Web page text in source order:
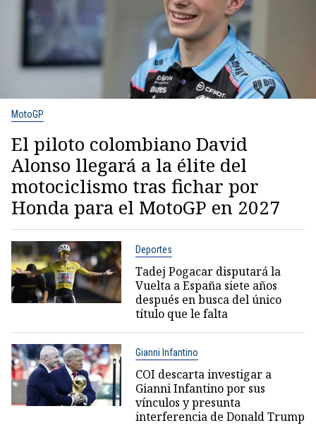
MotoGP
El piloto colombiano David
Alonso llegará a la élite del
motociclismo tras fichar por
Honda para el MotoGP en 2027
Deportes
Tadej Pogacar disputará la
Vuelta a España siete años
después en busca del único
título que le falta
Gianni Infantino
COI descarta investigar a
Gianni Infantino por sus
vínculos y presunta
interferencia de Donald Trump